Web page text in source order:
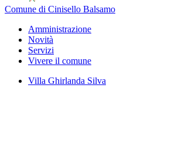
Comune di Cinisello Balsamo
Amministrazione
Novità
Servizi
Vivere il comune
Villa Ghirlanda Silva